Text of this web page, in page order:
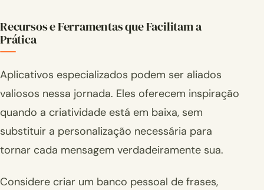
Recursos e Ferramentas que Facilitam a
Prática
Aplicativos especializados podem ser aliados
valiosos nessa jornada. Eles oferecem inspiração
quando a criatividade está em baixa, sem
substituir a personalização necessária para
tornar cada mensagem verdadeiramente sua.
Considere criar um banco pessoal de frases,